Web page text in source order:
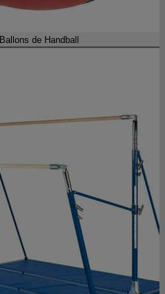
Ballons de Handball